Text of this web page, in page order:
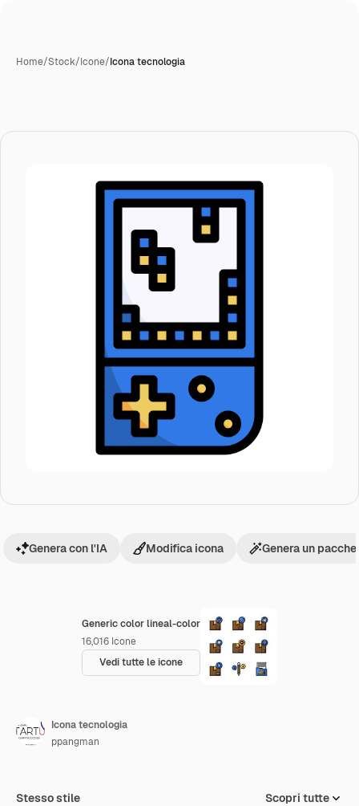
Home/Stock/Icone/Icona tecnologia
Generic color lineal-color
16,016 Icone
Vedi tutte le icone
Genera con l'IA Modifica icona Genera un
Icona tecnologia
ppangman
Stesso stile Scopri tutte